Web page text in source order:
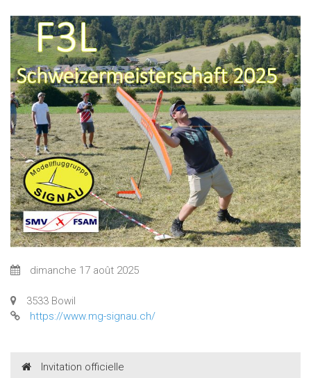
dimanche 17 août 2025
3533 Bowil
https://www.mg-signau.ch/
Invitation officielle